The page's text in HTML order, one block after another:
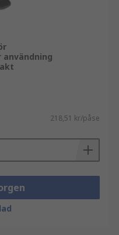
användning
218,51 kr/påse